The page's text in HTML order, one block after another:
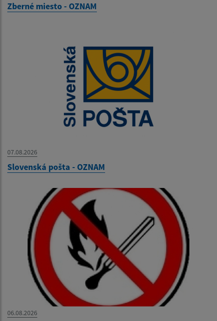
Zberné miesto - OZNAM
07.08.2026
Slovenská pošta - OZNAM
06.08.2026